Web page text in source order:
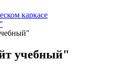
каркасе
учебный"